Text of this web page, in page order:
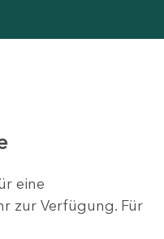
eine
zur Verfügung. Für